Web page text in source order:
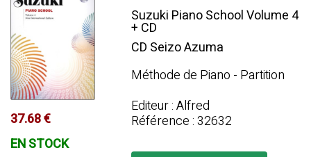
37.68 €
EN STOCK
Suzuki Piano School Volume 4
+ CD
CD Seizo Azuma
Méthode de Piano - Partition
Editeur : Alfred
Référence : 32632